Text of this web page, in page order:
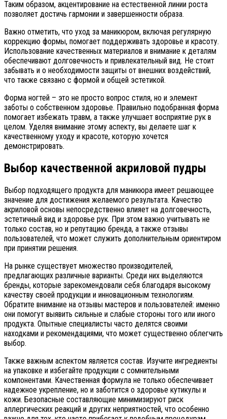
Таким образом, акцентирование на естественной линии роста
позволяет достичь гармонии и завершенности образа.
Важно отметить, что уход за маникюром, включая регулярную
коррекцию формы, помогает поддерживать здоровье и красоту.
Использование качественных материалов и внимание к деталям
обеспечивают долговечность и привлекательный вид. Не стоит
забывать и о необходимости защиты от внешних воздействий,
что также связано с формой и общей эстетикой.
Форма ногтей – это не просто вопрос стиля, но и элемент
заботы о собственном здоровье. Правильно подобранная форма
помогает избежать травм, а также улучшает восприятие рук в
целом. Уделяя внимание этому аспекту, вы делаете шаг к
качественному уходу и красоте, которую хочется
демонстрировать.
Выбор качественной акриловой пудры
Выбор подходящего продукта для маникюра имеет решающее
значение для достижения желаемого результата. Качество
акриловой основы непосредственно влияет на долговечность,
эстетичный вид и здоровье рук. При этом важно учитывать не
только состав, но и репутацию бренда, а также отзывы
пользователей, что может служить дополнительным ориентиром
при принятии решения.
На рынке существует множество производителей,
предлагающих различные варианты. Среди них выделяются
бренды, которые зарекомендовали себя благодаря высокому
качеству своей продукции и инновационным технологиям.
Обратите внимание на отзывы мастеров и пользователей: именно
они помогут выявить сильные и слабые стороны того или иного
продукта. Опытные специалисты часто делятся своими
находками и рекомендациями, что может существенно облегчить
выбор.
Также важным аспектом является состав. Изучите ингредиенты
на упаковке и избегайте продукции с сомнительными
компонентами. Качественная формула не только обеспечивает
надежное укрепление, но и заботится о здоровье кутикулы и
кожи. Безопасные составляющие минимизируют риск
аллергических реакций и других неприятностей, что особенно